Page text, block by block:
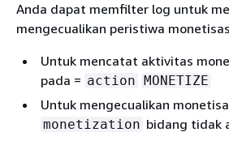
Anda dapat memfilter log untuk
mengecualikan peristiwa
Untuk mencatat aktivitas
pada = action MONETIZE
Untuk mengecualikan
monetization bidang tidak